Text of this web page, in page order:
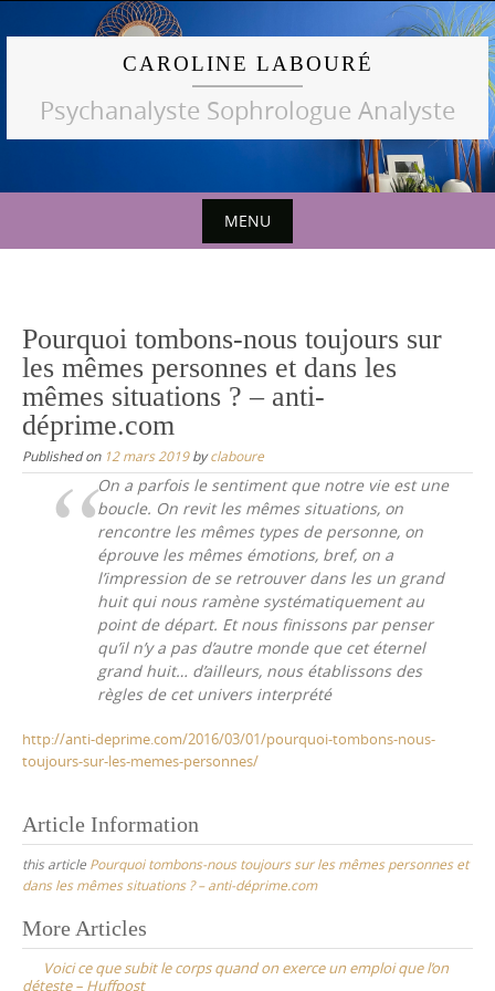
to
CAROLINE LABOURÉ
Psychanalyste Sophrologue Analyste
MENU
content
Pourquoi tombons-nous toujours sur
les mêmes personnes et dans les
mêmes situations ? – anti-
déprime.com
Published on 12 mars 2019byclaboure
On a parfois le sentiment que notre vie est une
boucle. On revit les mêmes situations, on
rencontre les mêmes types de personne, on
éprouve les mêmes émotions, bref, on a
l’impression de se retrouver dans les un grand
huit qui nous ramène systématiquement au
point de départ. Et nous finissons par penser
qu’il n’y a pas d’autre monde que cet éternel
grand huit… d’ailleurs, nous établissons des
règles de cet univers interprété
http://anti-deprime.com/2016/03/01/pourquoi-tombons-nous-
toujours-sur-les-memes-personnes/
Article Information
this article Pourquoi tombons-nous toujours sur les mêmes personnes et
dans les mêmes situations ? – anti-déprime.com
Post
navigation
More Articles
Voici ce que subit le corps quand on exerce un emploi que l’on
déteste – Huffpost